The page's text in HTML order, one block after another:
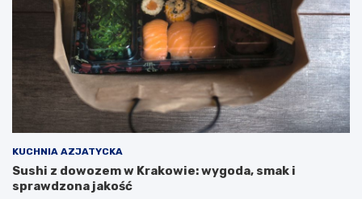
KUCHNIA AZJATYCKA
Sushi z dowozem w Krakowie: wygoda, smak i
sprawdzona jakość